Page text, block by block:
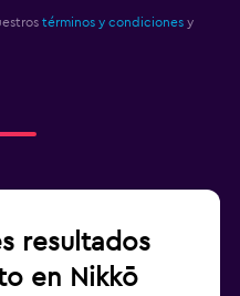
términos y condiciones y
resultados
en Nikkō